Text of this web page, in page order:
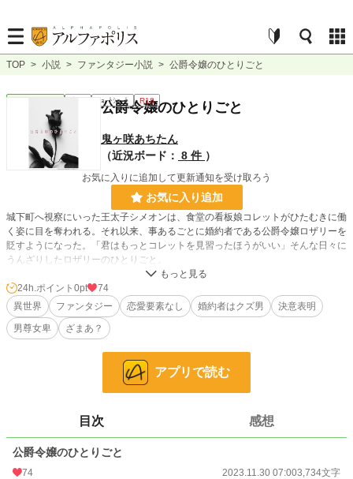
TOP > 小説 > ファンタジー小説 > 公爵令嬢のひとりごと
ｼｮｰﾄｼｮｰﾄ R18
公爵令嬢のひとりごと
鬼ヶ咲あちたん
（近況ボード： 8 件 ）
お気に入りに追加して更新通知を受け取ろう
お気に入り追加
城下町へ視察にいった王太子シメオンは、食堂の看板娘コレットがひたむきに働
く姿に目を奪われる。それ以来、事あるごとに婚約者である公爵令嬢ロザリーを
貶すようになった。「君はもっとコレットを見習ったほうがいい」そんな日々に
うんざりしたロザリーのひとりごと。
小説 228,744 位 / 228,744 件
ファンタジー 53,296 位 / 53,296 件
初回公開日時 2023.11.30 07:00
24h.ポイント 0pt
74
異世界
ファンタジー 恋愛要素なし 婚約者はクズ男
決意表明
男尊女卑
ざまあ？
アプリで読む
目次 感想
公爵令嬢のひとりごと
74 2023.11.30 07:003,734文字